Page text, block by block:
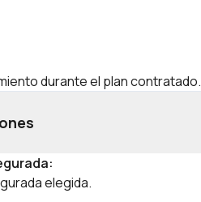
durante el plan contratado.
:
elegida.